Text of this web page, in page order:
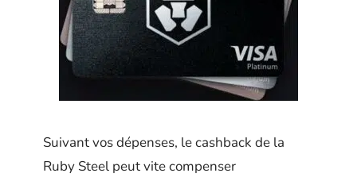
Suivant vos dépenses, le cashback de la
Ruby Steel peut vite compenser